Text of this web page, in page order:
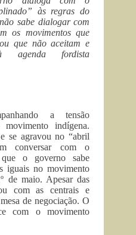
às regras do
sabe dialogar com
os movimentos que
que não aceitam e
agenda fordista
a tensão
indígena.
se agravou no “abril
conversar com o
o governo sabe
iguais no movimento
de maio. Apesar das
com as centrais e
de negociação. O
com o movimento